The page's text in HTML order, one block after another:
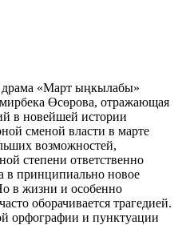
драма «Март ыңкылабы»
Өсөрова, отражающая
в новейшей истории
сменой власти в марте
возможностей,
степени ответственно
в принципиально новое
в жизни и особенно
оборачивается трагедией.
орфографии и пунктуации